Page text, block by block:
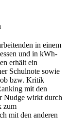
in einem
und in kWh-
erhält ein
Schulnote sowie
bzw. Kritik
mit den
Nudge wirkt durch
zum
mit den anderen